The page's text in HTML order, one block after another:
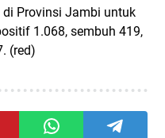
di Provinsi Jambi untuk
1.068, sembuh 419,
(red)